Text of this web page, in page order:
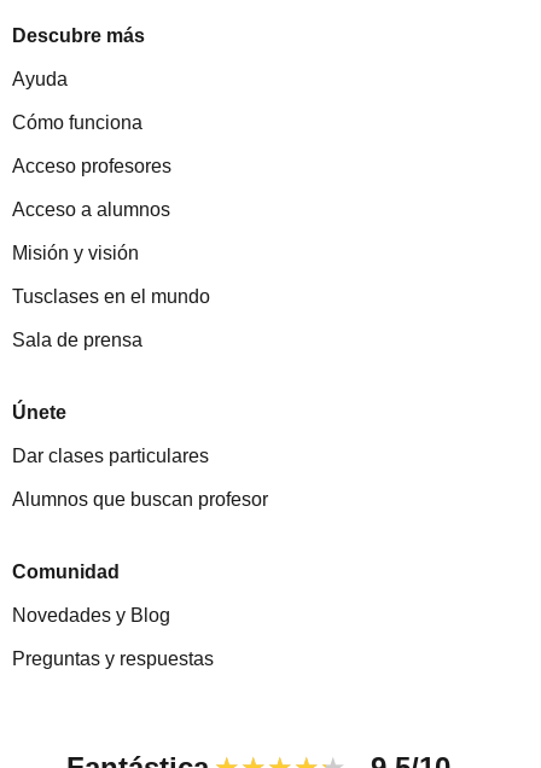
Descubre más
Ayuda
Cómo funciona
Acceso profesores
Acceso a alumnos
Misión y visión
Tusclases en el mundo
Sala de prensa
Únete
Dar clases particulares
Alumnos que buscan profesor
Comunidad
Novedades y Blog
Preguntas y respuestas